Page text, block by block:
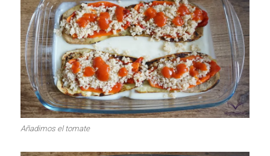
Añadimos el tomate